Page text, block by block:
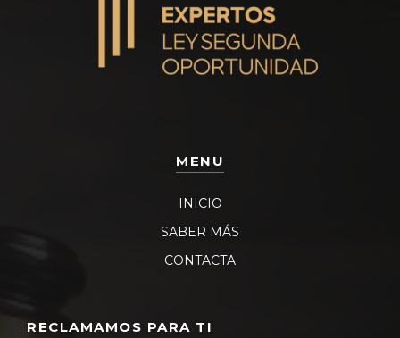
MENU
INICIO
SABER MÁS
CONTACTA
RECLAMAMOS PARA TI